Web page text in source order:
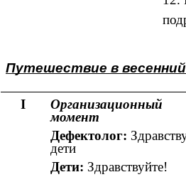
Путешествие в
I
Организационный
момент
Дефектолог:
дети
Дети: Здравствуйте!